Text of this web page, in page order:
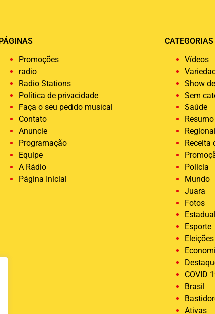
PÁGINAS
Promoções
radio
Radio Stations
Política de privacidade
Faça o seu pedido musical
Contato
Anuncie
Programação
Equipe
A Rádio
Página Inicial
CATEGORIAS
Vídeos
Show
Sem
Saúde
Receita
Policia
Mundo
Juara
Fotos
Esporte
COVID
Brasil
Ativas